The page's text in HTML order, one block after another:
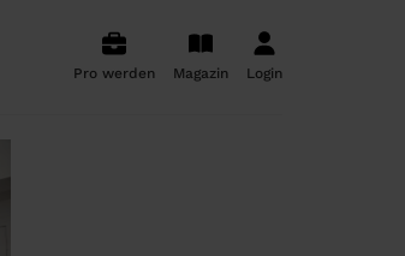
Pro werden Magazin Login